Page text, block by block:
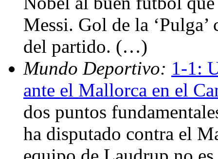
Messi. Gol de la
del partido. (…)
Mundo Deportivo: 1-1:
ante el Mallorca en el
dos puntos
ha disputado contra el